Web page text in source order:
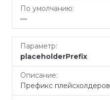
—
placeholderPrefix
Префикс плейсхолдеров